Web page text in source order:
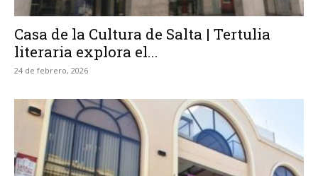
Casa de la Cultura de Salta | Tertulia
literaria explora el...
24 de febrero, 2026